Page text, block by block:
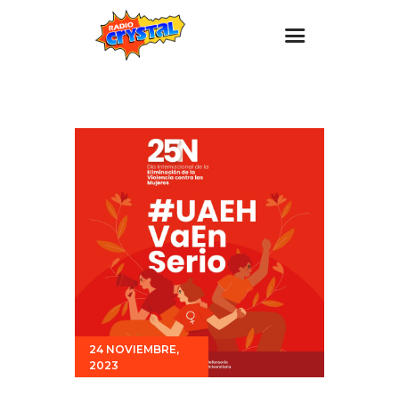
Estaciones
Promociones
Noticias
Para ti
Contacto
24 NOVIEMBRE,
2023